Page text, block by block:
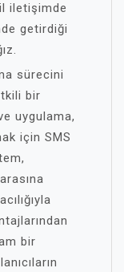
iletişimde
getirdiği
sürecini
bir
uygulama,
için SMS
bir